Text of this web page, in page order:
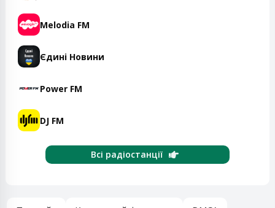
Melodia FM
Єдині Новини
Power FM
DJ FM
Всі радіостанції